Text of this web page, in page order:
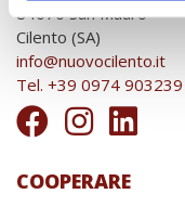
84070 San Mauro
Cilento (SA)
info@nuovocilento.it
Tel. +39 0974 903239
COOPERARE